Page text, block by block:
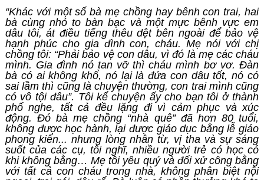
“Khác với một số bà mẹ chồng hay bênh con trai, hai
bà cùng nhỏ to bàn bạc và một mực bênh vực em
dâu tôi, át điều tiếng thêu dệt bên ngoài để bảo vệ
hạnh phúc cho gia đình con, cháu. Mẹ nói với chị
chồng tôi: “Phải bảo vệ con dâu, vì đó là mẹ các cháu
mình. Gia đình nó tan vỡ thì cháu mình bơ vơ. Đàn
bà có ai không khổ, nó lại là đứa con dâu tốt, nó có
sai lầm thì cũng là chuyện thường, con trai mình cũng
có vô tội đâu”. Tôi kể chuyện ấy cho bạn tôi ở thành
phố nghe, tất cả đều lặng đi vì cảm phục và xúc
động. Đó bà mẹ chồng “nhà quê” đã hơn 80 tuổi,
không được học hành, lại được giáo dục bằng lễ giáo
phong kiến... nhưng lòng nhân từ, vị tha và sự sáng
suốt của các cụ, tôi nghĩ, nhiều người trẻ có học có
khi không bằng… Mẹ tôi yêu quý và đối xử công bằng
với tất cả con cháu trong nhà, không phân biệt nội